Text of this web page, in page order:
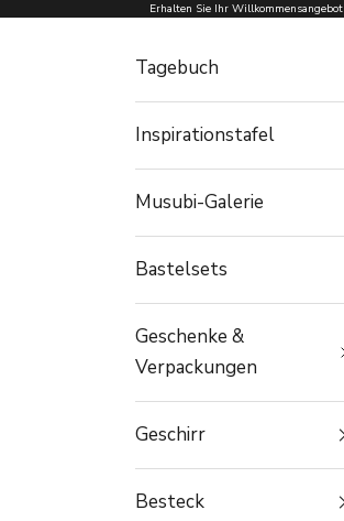
Zum Inhalt springenErhalten Sie Ihr Willkommensangebot
Tagebuch
Inspirationstafel
Musubi-Galerie
Bastelsets
Geschenke &
Verpackungen
Geschirr
Besteck